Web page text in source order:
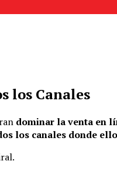
los Canales
dominar la venta en
los canales donde